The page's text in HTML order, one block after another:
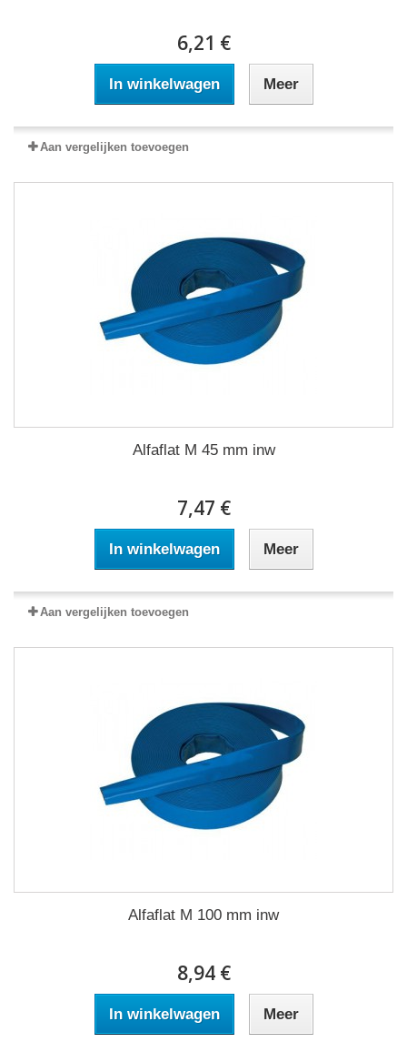
6,21 €
In winkelwagen Meer
Aan vergelijken toevoegen
Alfaflat M 45 mm inw
7,47 €
In winkelwagen Meer
Aan vergelijken toevoegen
Alfaflat M 100 mm inw
8,94 €
In winkelwagen Meer